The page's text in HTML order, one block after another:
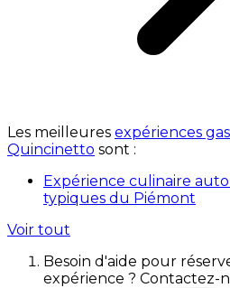
Les meilleures expériences
Quincinetto sont :
Expérience culinaire
typiques du Piémont
Voir tout
Besoin d'aide pour
expérience ? Contactez-